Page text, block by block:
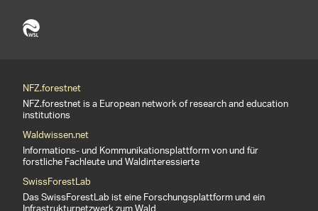
NFZ.forestnet
NFZ.forestnet is a European network of research and education
institutions
Waldwissen.net
Informations- und Kommunikationsplattform von und für
forstliche Fachleute und Waldinteressierte
SwissForestLab
Das SwissForestLab ist eine Forschungsplattform und ein